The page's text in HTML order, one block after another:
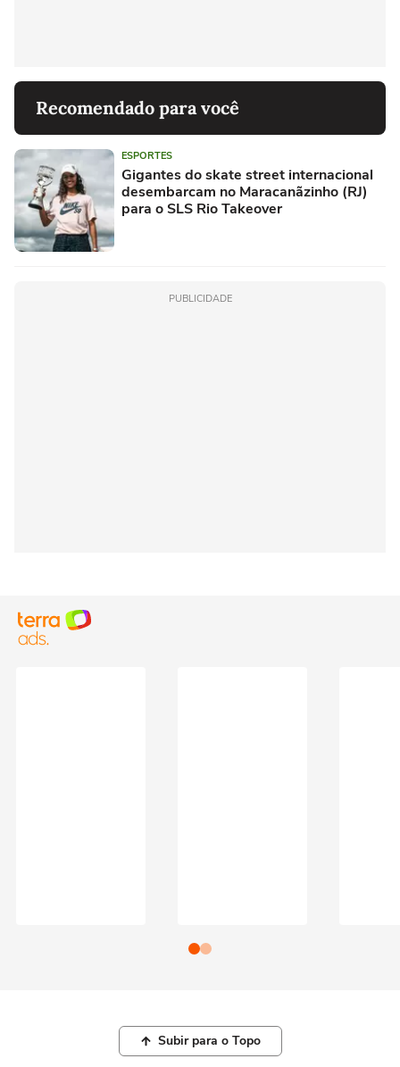
Recomendado para você
ESPORTES
Gigantes do skate street internacional
desembarcam no Maracanãzinho (RJ)
para o SLS Rio Takeover
PUBLICIDADE
Subir para o Topo